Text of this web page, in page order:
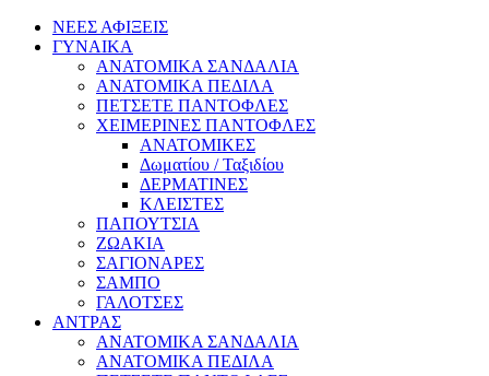
ΝΕΕΣ ΑΦΙΞΕΙΣ
ΓΥΝΑΙΚΑ
ΑΝΑΤΟΜΙΚΑ ΣΑΝΔΑΛΙΑ
ΑΝΑΤΟΜΙΚΑ ΠΕΔΙΛΑ
ΠΕΤΣΕΤΕ ΠΑΝΤΟΦΛΕΣ
ΧΕΙΜΕΡΙΝΕΣ ΠΑΝΤΟΦΛΕΣ
ΑΝΑΤΟΜΙΚΕΣ
Δωματίου / Ταξιδίου
ΔΕΡΜΑΤΙΝΕΣ
ΚΛΕΙΣΤΕΣ
ΠΑΠΟΥΤΣΙΑ
ΖΩΑΚΙΑ
ΣΑΓΙΟΝΑΡΕΣ
ΣΑΜΠΟ
ΓΑΛΟΤΣΕΣ
ΑΝΤΡΑΣ
ΑΝΑΤΟΜΙΚΑ ΣΑΝΔΑΛΙΑ
ΑΝΑΤΟΜΙΚΑ ΠΕΔΙΛΑ